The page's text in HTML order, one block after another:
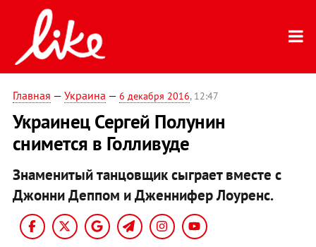
Главная — Украина — 6 декабря 2016, 12:47
Украинец Сергей Полунин
снимется в Голливуде
Знаменитый танцовщик сыграет вместе с
Джонни Деппом и Дженнифер Лоуренс.